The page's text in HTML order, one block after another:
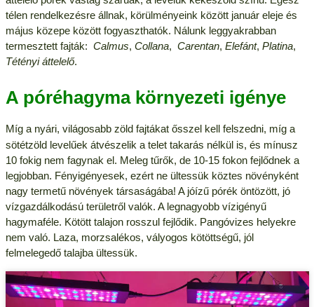
télen rendelkezésre állnak, körülményeink között január eleje és
május közepe között fogyaszthatók. Nálunk leggyakrabban
termesztett fajták: Calmus, Collana, Carentan, Elefánt, Platina,
Tétényi áttelelő.
A póréhagyma környezeti igénye
Míg a nyári, világosabb zöld fajtákat ősszel kell felszedni, míg a
sötétzöld levelűek átvészelik a telet takarás nélkül is, és mínusz
10 fokig nem fagynak el. Meleg tűrők, de 10-15 fokon fejlődnek a
legjobban. Fényigényesek, ezért ne ültessük köztes növényként
nagy termetű növények társaságába! A jóízű pórék öntözött, jó
vízgazdálkodású területről valók. A legnagyobb vízigényű
hagymaféle. Kötött talajon rosszul fejlődik. Pangóvizes helyekre
nem való. Laza, morzsalékos, vályogos kötöttségű, jól
felmelegedő talajba ültessük.